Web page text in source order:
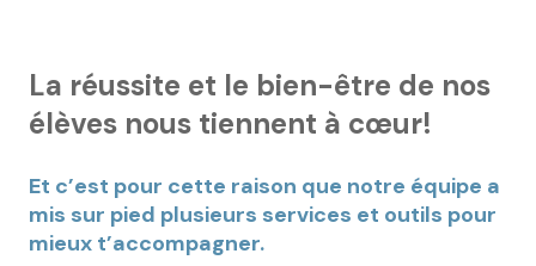
La réussite et le bien-être de nos
élèves nous tiennent à cœur!
Et c’est pour cette raison que notre équipe a
mis sur pied plusieurs services et outils pour
mieux t’accompagner.